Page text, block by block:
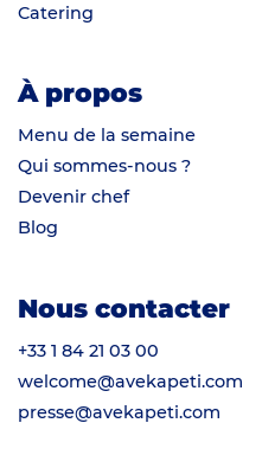
Catering
À propos
Menu de la semaine
Qui sommes-nous ?
Devenir chef
Blog
Nous contacter
+33 1 84 21 03 00
welcome@avekapeti.com
presse@avekapeti.com